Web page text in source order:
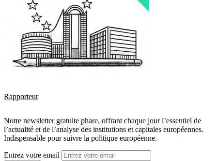
Rapporteur
Notre newsletter gratuite phare, offrant chaque jour l’essentiel de
l’actualité et de l’analyse des institutions et capitales européennes.
Indispensable pour suivre la politique européenne.
Entrez votre email